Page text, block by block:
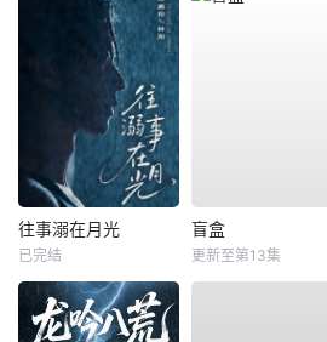
往事溺在月光
已完结
盲盒
更新至第13集